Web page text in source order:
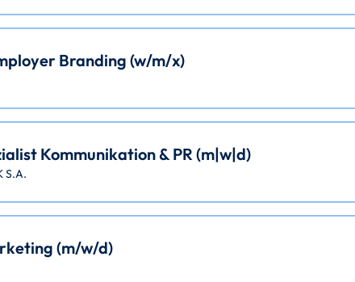
Branding (w/m/x)
Kommunikation & PR (m|w|d)
S.A.
(m/w/d)